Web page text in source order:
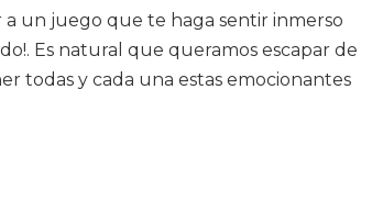
un juego que te haga sentir inmerso
Es natural que queramos escapar de
todas y cada una estas emocionantes